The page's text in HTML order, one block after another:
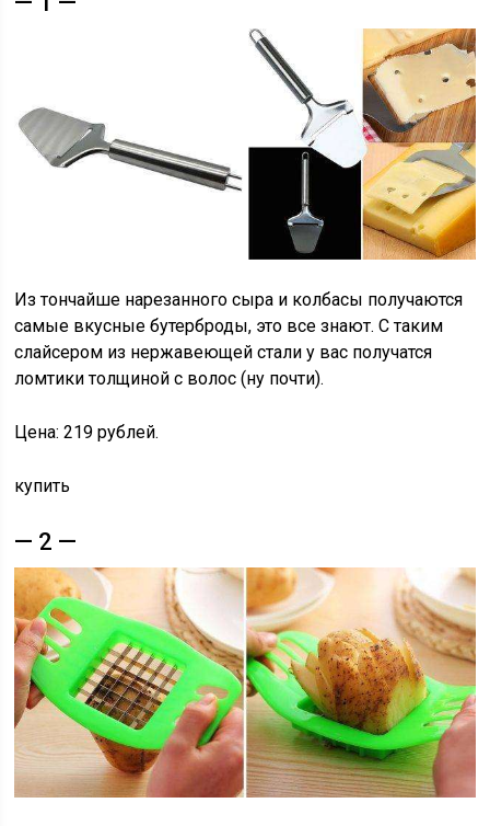
Из тончайше нарезанного сыра и колбасы получаются
самые вкусные бутерброды, это все знают. С таким
слайсером из нержавеющей стали у вас получатся
ломтики толщиной с волос (ну почти).
Цена: 219 рублей.
купить
— 2 —